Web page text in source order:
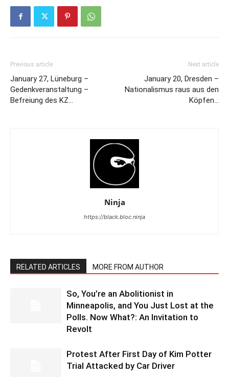
Previous article
January 27, Lüneburg –
Gedenkveranstaltung –
Befreiung des KZ…
Next article
January 20, Dresden –
Nationalismus raus aus den
Köpfen…
Ninja
https://black.bloc.ninja
RELATED ARTICLES MORE FROM AUTHOR
So, You’re an Abolitionist in
Minneapolis, and You Just Lost at the
Polls. Now What?: An Invitation to
Revolt
Protest After First Day of Kim Potter
Trial Attacked by Car Driver